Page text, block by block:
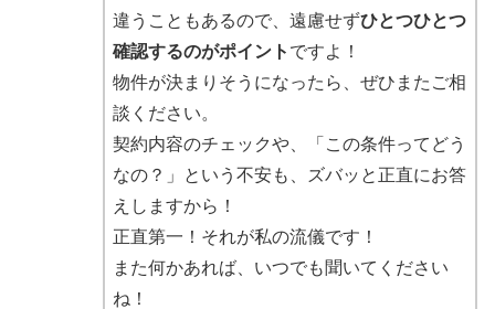
違うこともあるので、遠慮せずひとつひとつ
確認するのがポイント ですよ！
物件が決まりそうになったら、ぜひまたご相
談ください。
契約内容のチェックや、「この条件ってどう
なの？」という不安も、ズバッと正直にお答
えしますから！
正直第一！それが私の流儀です！
また何かあれば、いつでも聞いてください
ね！